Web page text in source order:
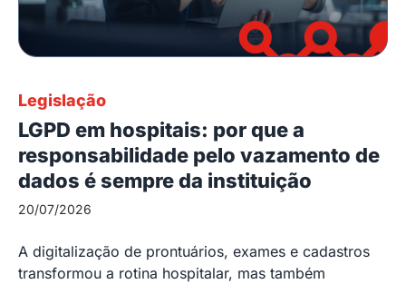
Legislação
LGPD em hospitais: por que a
responsabilidade pelo vazamento de
dados é sempre da instituição
20/07/2026
A digitalização de prontuários, exames e cadastros
transformou a rotina hospitalar, mas também